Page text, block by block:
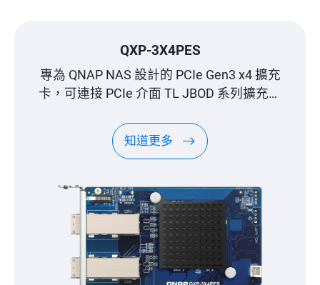
QXP-3X4PES
專為 QNAP NAS 設計的 PCIe Gen3 x4 擴充
卡，可連接 PCIe 介面 TL JBOD 系列擴充儲
知道更多